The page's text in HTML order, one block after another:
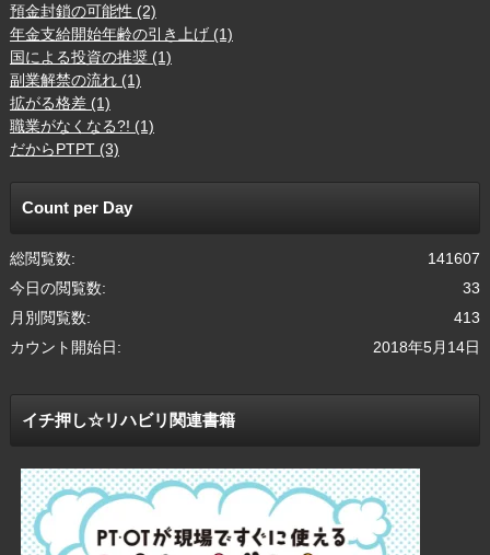
預金封鎖の可能性 (2)
年金支給開始年齢の引き上げ (1)
国による投資の推奨 (1)
副業解禁の流れ (1)
拡がる格差 (1)
職業がなくなる?! (1)
だからPTPT (3)
Count per Day
141607
総閲覧数:
33
今日の閲覧数:
413
月別閲覧数:
2018年5月14日
カウント開始日:
イチ押し☆リハビリ関連書籍